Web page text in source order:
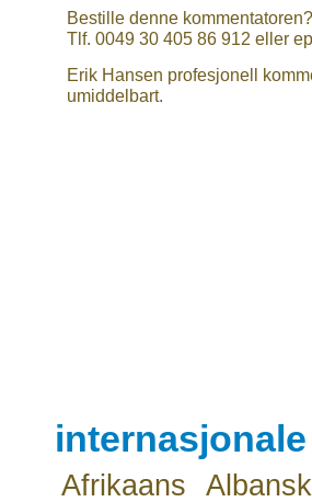
Bestille denne
Tlf. 0049 30 405 86 912 eller
Erik Hansen profesjonell
umiddelbart.
Afrikaans Albansk